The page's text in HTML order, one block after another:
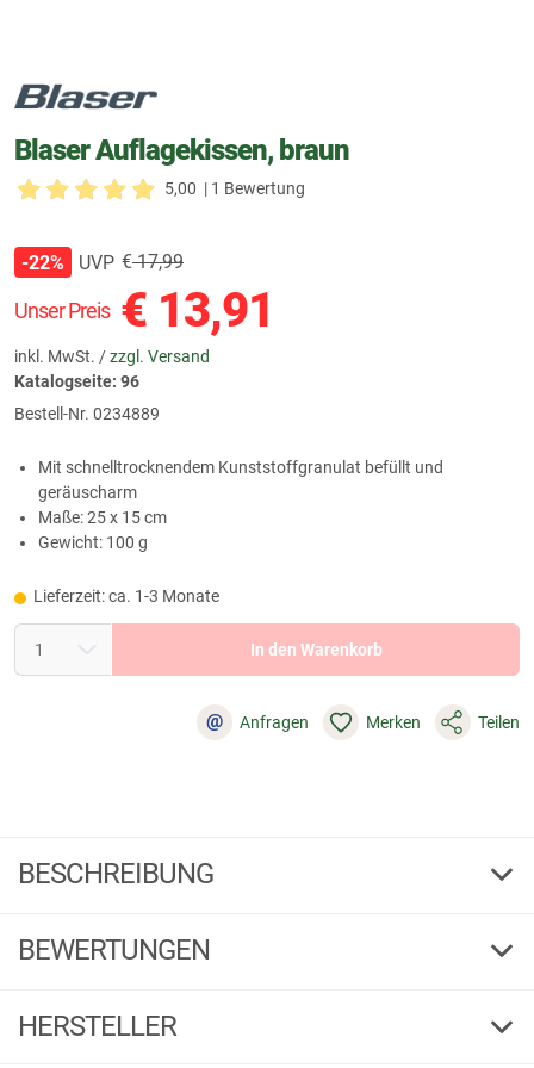
Blaser Auflagekissen, braun
5,00 | 1 Bewertung
Unser Preis € 13,91
inkl. MwSt. /zzgl. Versand
-22% UVP €17,99
Katalogseite: 96
Bestell-Nr. 0234889
Mit schnelltrocknendem Kunststoffgranulat befüllt und
geräuscharm
Maße: 25 x 15 cm
Gewicht: 100 g
Lieferzeit: ca. 1-3 Monate
In den Warenkorb
Anfragen
@ Merken Teilen
BESCHREIBUNG
Mit schnelltrocknendem Kunststoffgranulat befüllt und geräuscharm.
BEWERTUNGEN
5,00
HERSTELLER